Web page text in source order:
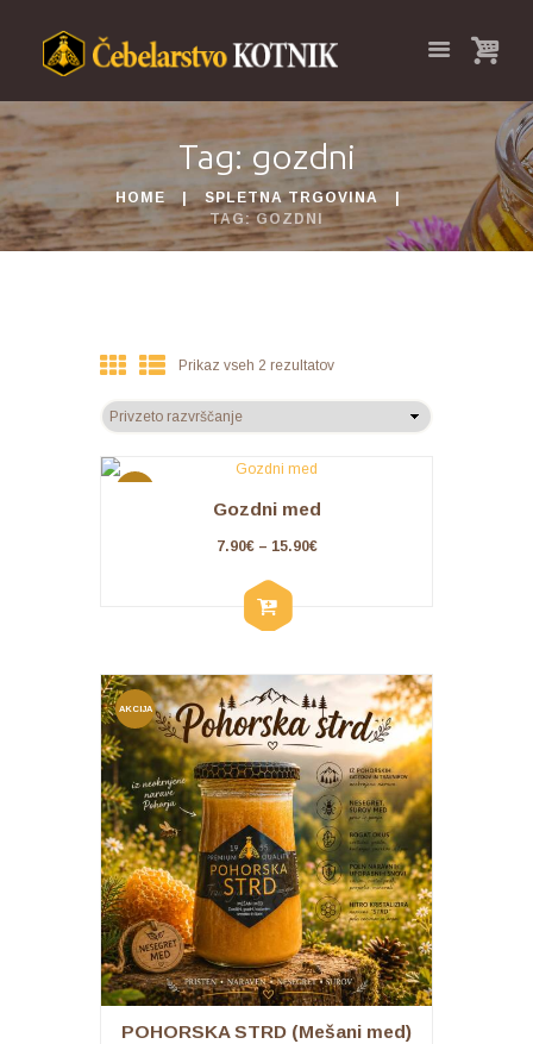
Tag: gozdni
HOME
SPLETNA TRGOVINA
TAG: GOZDNI
Prikaz vseh 2 rezultatov
Gozdni med
7.90€ – 15.90€
AKCIJA
POHORSKA STRD (Mešani med)